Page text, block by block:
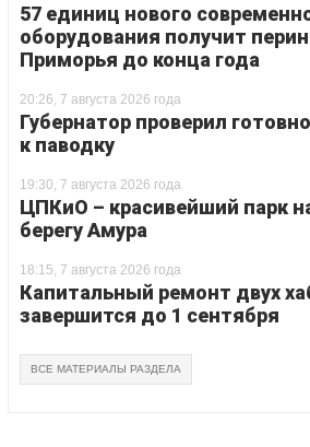
57 единиц нового
оборудования получит
Приморья до конца года
20:26, 7 августа 2026 года
Губернатор проверил
к паводку
19:30, 7 августа 2026 года
ЦПКиО – красивейший парк
берегу Амура
18:15, 7 августа 2026 года
Капитальный ремонт двух
завершится до 1 сентября
ВСЕ МАТЕРИАЛЫ РАЗДЕЛА